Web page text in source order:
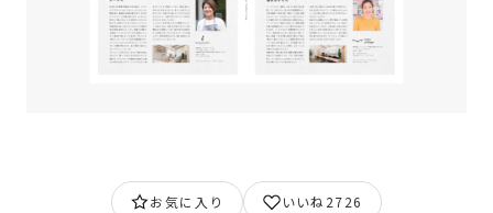
お気に入り いいね 2726